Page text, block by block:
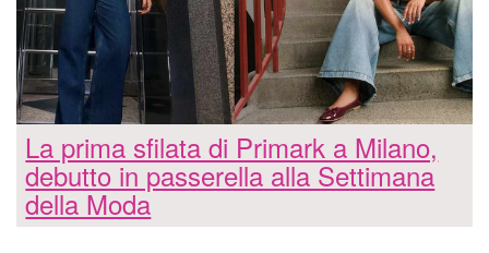
La prima sfilata di Primark a Milano,
debutto in passerella alla Settimana
della Moda